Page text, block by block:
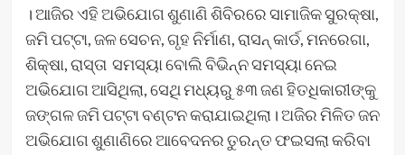
। ଆଜିର ଏହି ଅଭିଯୋଗ ଶୁଣାଣି ଶିବିରରେ ସାମାଜିକ ସୁରକ୍ଷା,
ଜମି ପଟ୍ଟା, ଜଳ ସେଚନ, ଗୃହ ନିର୍ମାଣ, ରାସନ୍ କାର୍ଡ, ମନରେଗା,
ଶିକ୍ଷା, ରାସ୍ତା ସମସ୍ୟା ବୋଲି ବିଭିନ୍ନ ସମସ୍ୟା ନେଇ
ଅଭିଯୋଗ ଆସିଥିଲା, ସେଥି ମଧ୍ୟରୁ ୫୩ ଜଣ ହିତଧିକାରୀଙ୍କୁ
ଜଙ୍ଗଳ ଜମି ପଟ୍ଟା ବଣ୍ଟନ କରାଯାଇଥିଲା। ଅଜିର ମିଳିତ ଜନ
ଅଭିଯୋଗ ଶୁଣାଣିରେ ଆବେଦନର ତୁରନ୍ତ ଫଇସଲା କରିବା